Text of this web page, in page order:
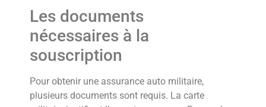
Les documents
nécessaires à la
souscription
Pour obtenir une assurance auto militaire,
plusieurs documents sont requis. La carte